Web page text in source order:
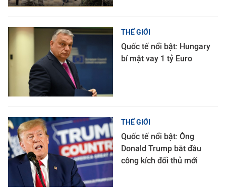
THẾ GIỚI
Quốc tế nổi bật: Hungary
bí mật vay 1 tỷ Euro
THẾ GIỚI
Quốc tế nổi bật: Ông
Donald Trump bắt đầu
công kích đối thủ mới